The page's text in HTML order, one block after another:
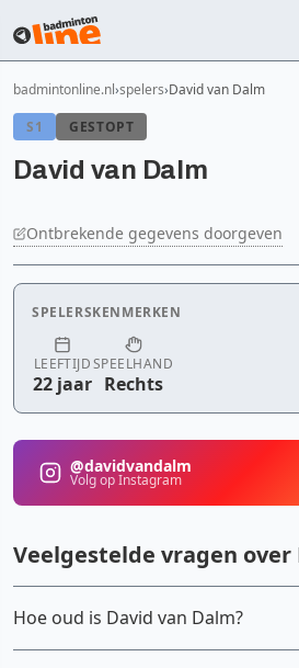
badmintonline.nl spelers David van Dalm
S1
GESTOPT
David van Dalm
Ontbrekende gegevens doorgeven
SPELERSKENMERKEN
LEEFTIJD
22 jaar
SPEELHAND
Rechts
@davidvandalm
Volg op Instagram
Veelgestelde vragen over
Hoe oud is David van Dalm?